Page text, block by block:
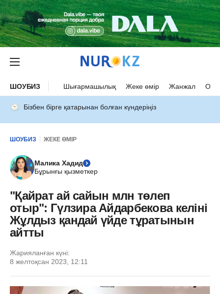
ШОУБИЗ Шығармашылық Жеке өмір Жанжал
Бізбен бірге қатарынан болған күндеріңіз
ШОУБИЗ ЖЕКЕ ӨМІР
Малика Хадид
Бұрынғы қызметкер
"Қайрат ай сайын млн төлеп
отыр": Гүлзира Айдарбекова келіні
Жұлдыз қандай үйде тұратынын
айтты
Жарияланған күні:
8 желтоқсан 2023, 12:11